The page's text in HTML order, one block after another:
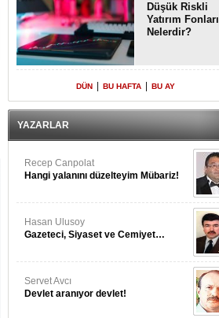
Düşük Riskli
Yatırım Fonları
Nelerdir?
DÜN BU HAFTA BU AY
YAZARLAR
Recep Canpolat
Hangi yalanını düzelteyim Mübariz!
Hasan Ulusoy
Gazeteci, Siyaset ve Cemiyet…
Servet Avcı
Devlet aranıyor devlet!